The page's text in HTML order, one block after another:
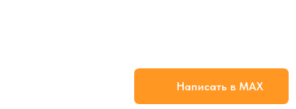
Написать в MAX